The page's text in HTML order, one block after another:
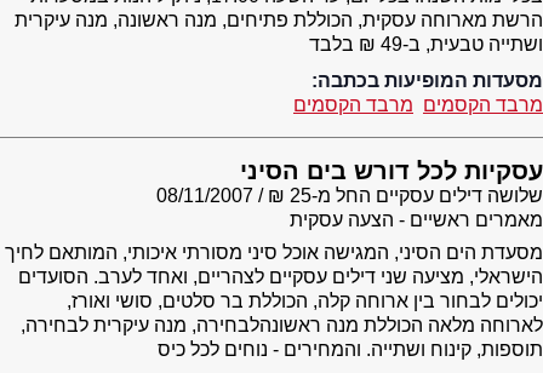
הרשת מארוחה עסקית, הכוללת פתיחים, מנה ראשונה, מנה עיקרית
ושתייה טבעית, ב-49 ₪ בלבד
מסעדות המופיעות בכתבה:
מרבד הקסמים מרבד הקסמים
עסקיות לכל דורש בים הסיני
שלושה דילים עסקיים החל מ-25 ₪
08/11/2007
מאמרים ראשיים - הצעה עסקית
מסעדת הים הסיני, המגישה אוכל סיני מסורתי איכותי, המותאם לחיך
הישראלי, מציעה שני דילים עסקיים לצהריים, ואחד לערב. הסועדים
יכולים לבחור בין ארוחה קלה, הכוללת בר סלטים, סושי ואורז,
לארוחה מלאה הכוללת מנה ראשונהלבחירה, מנה עיקרית לבחירה,
תוספות, קינוח ושתייה. והמחירים - נוחים לכל כיס